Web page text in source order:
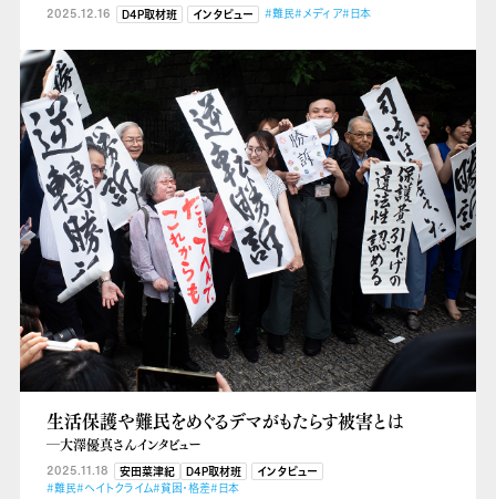
2025.12.16 D4P取材班 インタビュー #難民#メディア#日本
生活保護や難民をめぐるデマがもたらす被害とは
―大澤優真さんインタビュー
2025.11.18 安田菜津紀 D4P取材班
インタビュー
#難民#ヘイトクライム#貧困・格差#日本